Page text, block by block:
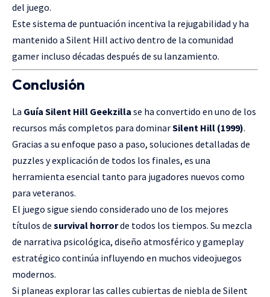
del juego.
Este sistema de puntuación incentiva la rejugabilidad y ha
mantenido a Silent Hill activo dentro de la comunidad
gamer incluso décadas después de su lanzamiento.
Conclusión
La Guía Silent Hill Geekzilla se ha convertido en uno de los
recursos más completos para dominarSilent Hill (1999).
Gracias a su enfoque paso a paso, soluciones detalladas de
puzzles y explicación de todos los finales, es una
herramienta esencial tanto para jugadores nuevos como
para veteranos.
El juego sigue siendo considerado uno de los mejores
títulos de survival horrorde todos los tiempos. Su mezcla
de narrativa psicológica, diseño atmosférico y gameplay
estratégico continúa influyendo en muchos videojuegos
modernos.
Si planeas explorar las calles cubiertas de niebla de Silent